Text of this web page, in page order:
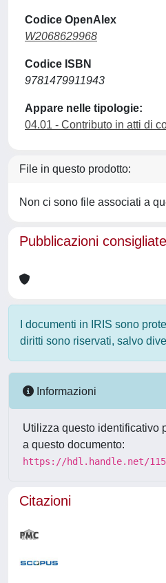
Codice OpenAlex
W2068629968
Codice ISBN
9781479911943
Appare nelle tipologie:
04.01 - Contributo in atti di
File in questo prodotto:
Non ci sono file associati a
Pubblicazioni consigliate
I documenti in IRIS sono
diritti sono riservati, salvo
Informazioni
Utilizza questo identificativo
a questo documento:
https://hdl.handle.net/
Citazioni